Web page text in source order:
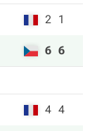
2 1
6 6
4 4